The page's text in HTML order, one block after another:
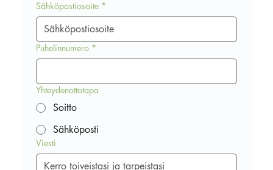
Sähköpostiosoite *
Puhelinnumero *
Yhteydenottotapa
Soitto
Sähköposti
Viesti